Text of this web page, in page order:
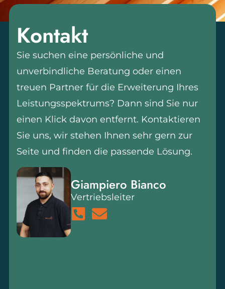
Kontakt
Sie suchen eine persönliche und
unverbindliche Beratung oder einen
treuen Partner für die Erweiterung Ihres
Leistungsspektrums? Dann sind Sie nur
einen Klick davon entfernt. Kontaktieren
Sie uns, wir stehen Ihnen sehr gern zur
Seite und finden die passende Lösung.
Giampiero Bianco
Vertriebsleiter